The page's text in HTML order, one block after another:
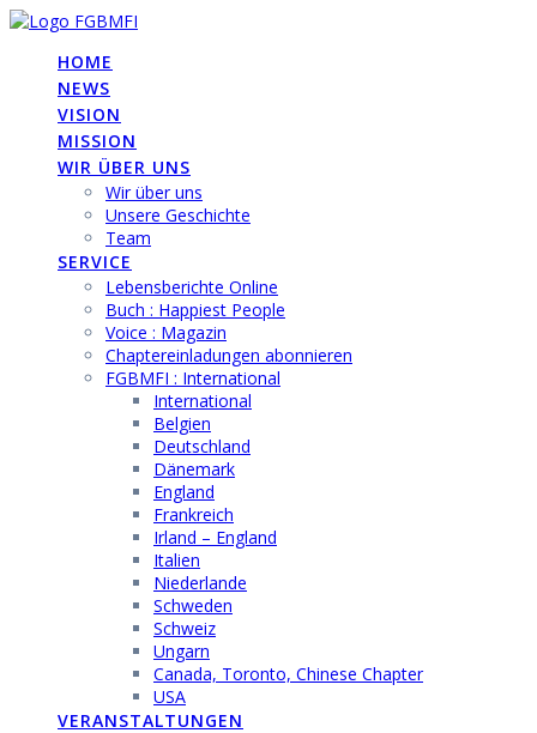
Skip
contentHOME
NEWS
VISION
MISSION
WIR ÜBER UNS
Wir über uns
Unsere Geschichte
Team
SERVICE
Lebensberichte Online
Buch : Happiest People
Voice : Magazin
Chaptereinladungen abonnieren
FGBMFI : International
International
Belgien
Deutschland
Dänemark
England
Frankreich
Irland – England
Italien
Niederlande
Schweden
Schweiz
Ungarn
Canada, Toronto, Chinese Chapter
USA
VERANSTALTUNGEN